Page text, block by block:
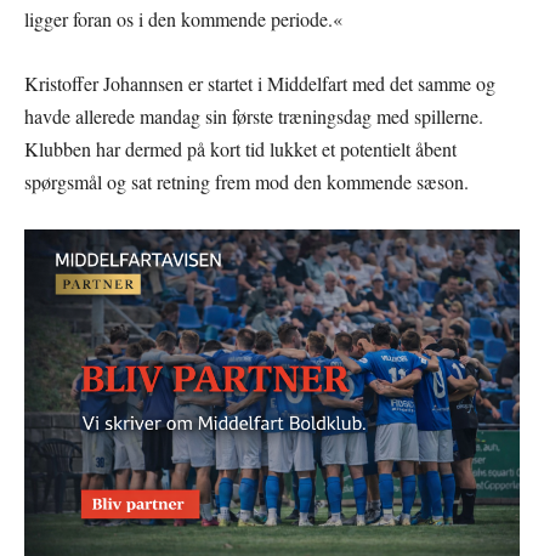
ligger foran os i den kommende periode.«
Kristoffer Johannsen er startet i Middelfart med det samme og
havde allerede mandag sin første træningsdag med spillerne.
Klubben har dermed på kort tid lukket et potentielt åbent
spørgsmål og sat retning frem mod den kommende sæson.